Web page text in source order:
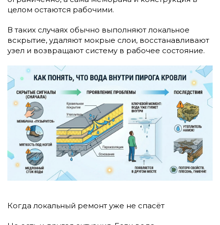
целом остаются рабочими.
В таких случаях обычно выполняют локальное
вскрытие, удаляют мокрые слои, восстанавливают
узел и возвращают систему в рабочее состояние.
Когда локальный ремонт уже не спасёт